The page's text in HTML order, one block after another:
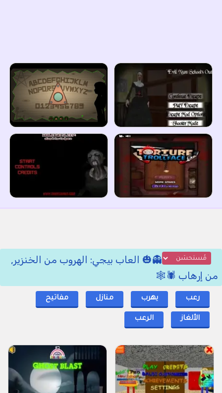
👻🎃 العاب بيجي: الهروب من الخنزير,
من إرهاب 🕷️🕸️
رعب يهرب منازل مفاتيح
الألغاز الرعب